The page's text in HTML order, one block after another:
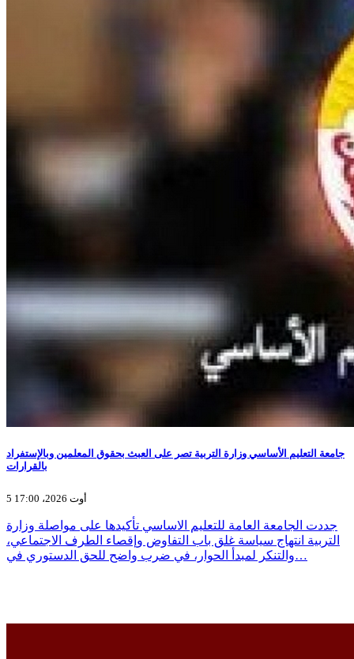
جامعة التعليم الأساسي وزارة التربية تصر على العبث بحقوق المعلمين وبالإستفراد
بالقرارات
5 أوت 2026، 17:00
جددت الجامعة العامة للتعليم الاساسي تأكيدها على مواصلة وزارة
التربية انتهاج سياسة غلق باب التفاوض وإقصاء الطرف الاجتماعي،
والتنكر لمبدأ الحوار، في ضرب واضح للحق الدستوري في…